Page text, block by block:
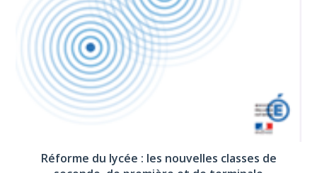
Réforme du lycée : les nouvelles classes de